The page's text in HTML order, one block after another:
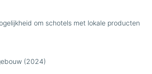
om schotels met lokale producten
(2024)